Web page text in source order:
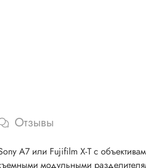
Отзывы
A7 или Fujifilm X-T с
модульными